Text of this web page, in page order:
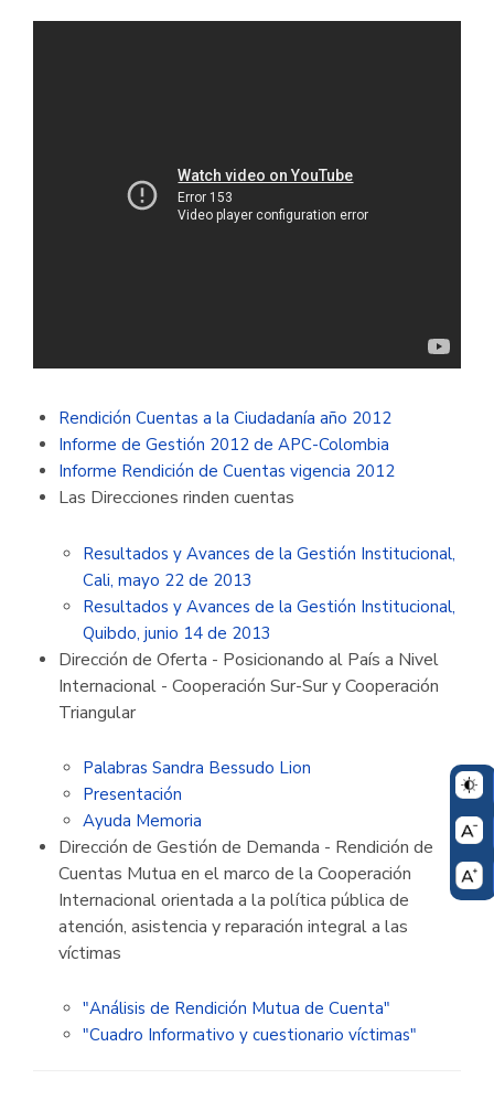
Rendición Cuentas a la Ciudadanía año 2012
Informe de Gestión 2012 de APC-Colombia
Informe Rendición de Cuentas vigencia 2012
Las Direcciones rinden cuentas
Resultados y Avances de la Gestión Institucional,
Cali, mayo 22 de 2013
Resultados y Avances de la Gestión Institucional,
Quibdo, junio 14 de 2013
Dirección de Oferta - Posicionando al País a Nivel
Internacional - Cooperación Sur-Sur y Cooperación
Triangular
Palabras Sandra Bessudo Lion
Presentación
Ayuda Memoria
Dirección de Gestión de Demanda - Rendición de
Cuentas Mutua en el marco de la Cooperación
Internacional orientada a la política pública de
atención, asistencia y reparación integral a las
víctimas
"Análisis de Rendición Mutua de Cuenta"
"Cuadro Informativo y cuestionario víctimas"